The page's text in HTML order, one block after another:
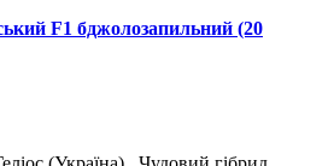
F1 бджолозапильний (20